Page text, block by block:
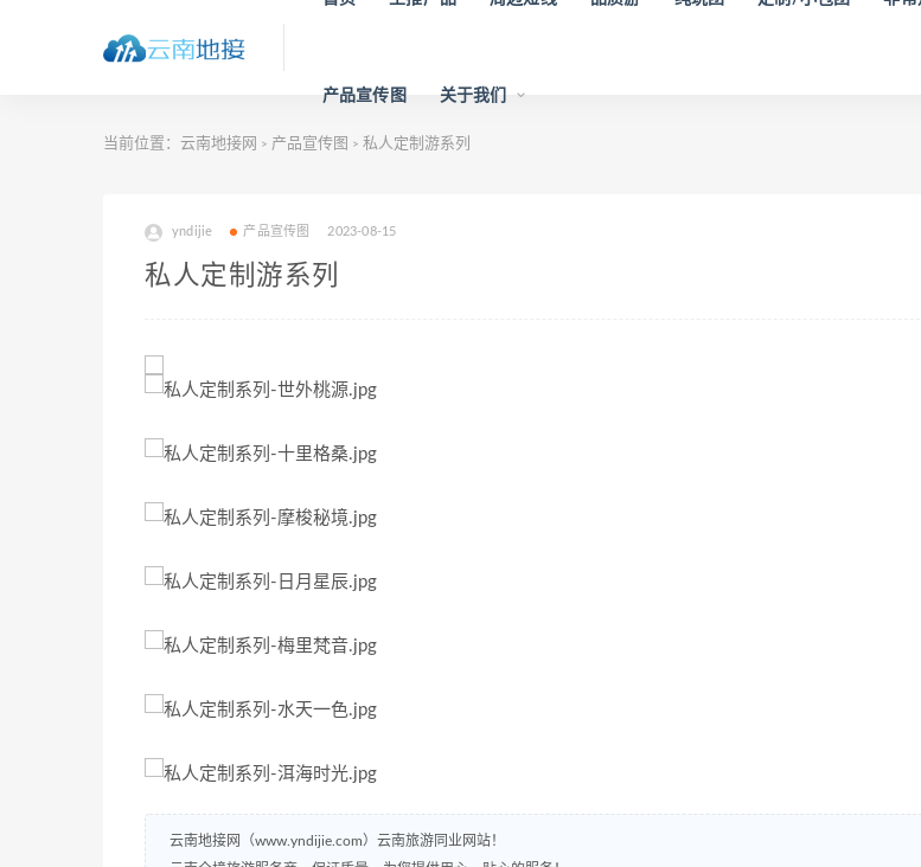
产品宣传图 关于我们
当前位置： 云南地接网 > 产品宣传图 > 私人定制游系列
yndijie 产品宣传图 2023-08-15
私人定制游系列
云南地接网（www.yndijie.com）云南旅游同业网站！